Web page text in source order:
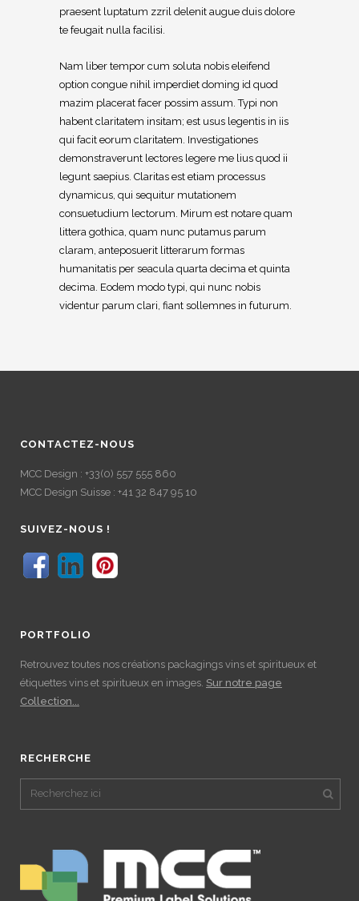
praesent luptatum zzril delenit augue duis dolore
te feugait nulla facilisi.
Nam liber tempor cum soluta nobis eleifend
option congue nihil imperdiet doming id quod
mazim placerat facer possim assum. Typi non
habent claritatem insitam; est usus legentis in iis
qui facit eorum claritatem. Investigationes
demonstraverunt lectores legere me lius quod ii
legunt saepius. Claritas est etiam processus
dynamicus, qui sequitur mutationem
consuetudium lectorum. Mirum est notare quam
littera gothica, quam nunc putamus parum
claram, anteposuerit litterarum formas
humanitatis per seacula quarta decima et quinta
decima. Eodem modo typi, qui nunc nobis
videntur parum clari, fiant sollemnes in futurum.
CONTACTEZ-NOUS
MCC Design : +33(0) 557 555 860
MCC Design Suisse : +41 32 847 95 10
SUIVEZ-NOUS !
PORTFOLIO
Retrouvez toutes nos créations packagings vins et spiritueux et
étiquettes vins et spiritueux en images. Sur notre page
Collection...
RECHERCHE